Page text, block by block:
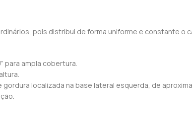
pois distribui de forma uniforme e constante
para ampla cobertura.
localizada na base lateral esquerda, de